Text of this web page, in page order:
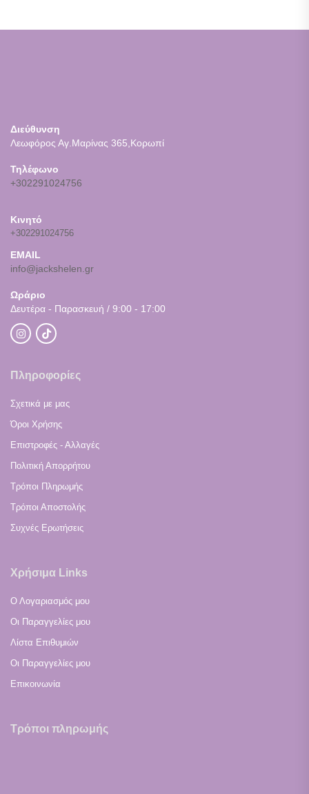
Διεύθυνση
Λεωφόρος Αγ.Μαρίνας 365,Κορωπί
Τηλέφωνο
+302291024756
Κινητό
+302291024756
EMAIL
info@jackshelen.gr
Ωράριο
Δευτέρα - Παρασκευή / 9:00 - 17:00
Πληροφορίες
Σχετικά με μας
Όροι Χρήσης
Επιστροφές - Αλλαγές
Πολιτική Απορρήτου
Τρόποι Πληρωμής
Τρόποι Αποστολής
Συχνές Ερωτήσεις
Χρήσιμα Links
Ο Λογαριασμός μου
Οι Παραγγελίες μου
Λίστα Επιθυμιών
Οι Παραγγελίες μου
Επικοινωνία
Τρόποι πληρωμής